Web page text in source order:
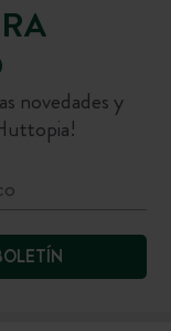
novedades y